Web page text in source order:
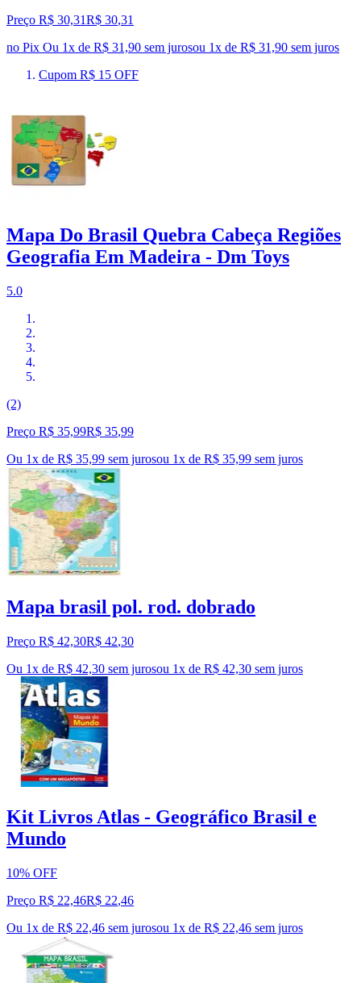
Preço R$ 30,31R$ 30,31
no Pix Ou 1x de R$ 31,90 sem jurosou 1x de R$ 31,90 sem juros
Cupom R$ 15 OFF
Mapa Do Brasil Quebra Cabeça Regiões
Geografia Em Madeira - Dm Toys
5.0
(2)
Preço R$ 35,99R$ 35,99
Ou 1x de R$ 35,99 sem jurosou 1x de R$ 35,99 sem juros
Mapa brasil pol. rod. dobrado
Preço R$ 42,30R$ 42,30
Ou 1x de R$ 42,30 sem jurosou 1x de R$ 42,30 sem juros
Kit Livros Atlas - Geográfico Brasil e
Mundo
10% OFF
Preço R$ 22,46R$ 22,46
Ou 1x de R$ 22,46 sem jurosou 1x de R$ 22,46 sem juros